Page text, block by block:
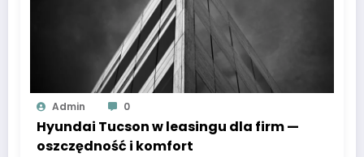
Admin 0
Hyundai Tucson w leasingu dla firm —
oszczędność i komfort